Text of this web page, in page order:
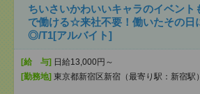
ちいさいかわいいキャラのイベント
で働ける☆来社不要！働いたその日
◎/T1[アルバイト]
[給 与] 日給13,000円～
[勤務地] 東京都新宿区新宿（最寄り駅：新宿駅）